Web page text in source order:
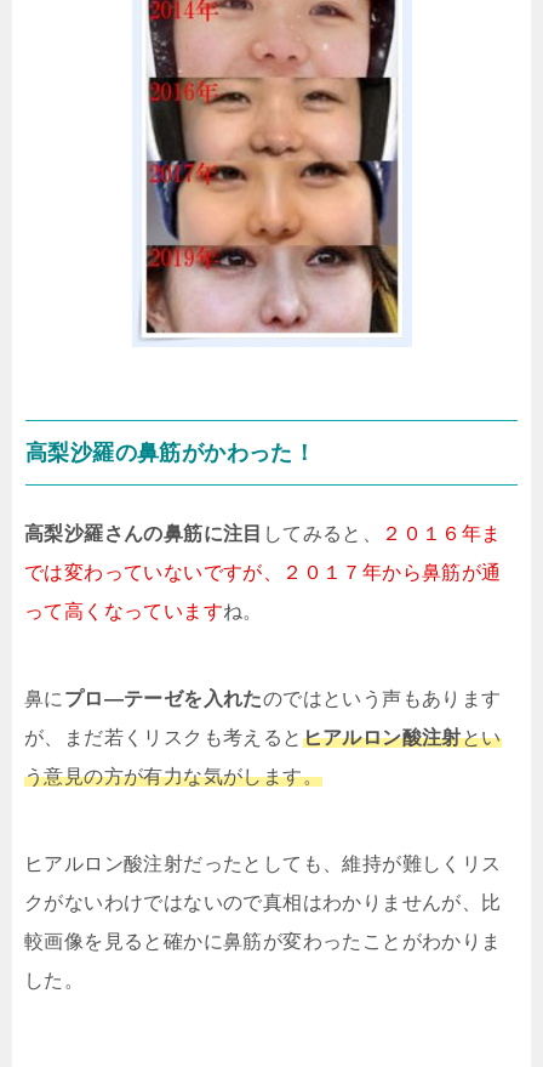
高梨沙羅の鼻筋がかわった！
高梨沙羅さんの鼻筋に注目 してみると、
２０１６年ま
では変わっていないですが、２０１７年から鼻筋が通
って高くなっていますね。
鼻に プロ―テーゼを入れたのではという声もあります
が、まだ若くリスクも考えると ヒアルロン酸注射とい
う意見の方が有力な気がします。
ヒアルロン酸注射だったとしても、維持が難しくリス
クがないわけではないので真相はわかりませんが、比
較画像を見ると確かに鼻筋が変わったことがわかりま
した。